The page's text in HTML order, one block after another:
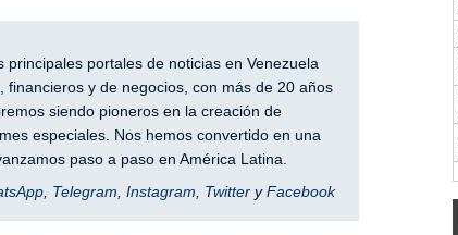
principales portales de noticias en Venezuela
financieros y de negocios, con más de 20 años
siendo pioneros en la creación de
especiales. Nos hemos convertido en una
paso a paso en América Latina.
, Telegram Instagram TwitteryFacebook